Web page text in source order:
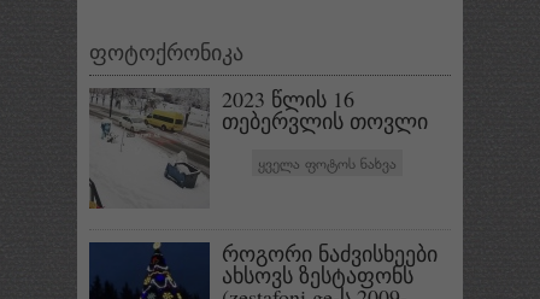
ფოტოქრონიკა
2023 წლის 16
თებერვლის თოვლი
ყველა ფოტოს ნახვა
როგორი ნაძვისხეები
ახსოვს ზესტაფონს